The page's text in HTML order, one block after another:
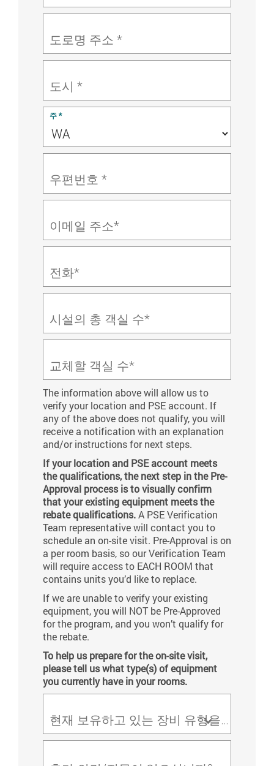
도로명 주소 *
도시 *
주 *
우편번호 *
이메일 주소*
전화*
시설의 총 객실 수*
교체할 객실 수*
The information above will allow us to
verify your location and PSE account. If
any of the above does not qualify, you will
receive a notification with an explanation
and/or instructions for next steps.
If your location and PSE account meets
the qualifications, the next step in the Pre-
Approval process is to visually confirm
that your existing equipment meets the
rebate qualifications.A PSE Verification
Team representative will contact you to
schedule an on-site visit. Pre-Approval is on
a per room basis, so our Verification Team
will require access to EACH ROOM that
contains units you’d like to replace.
If we are unable to verify your existing
equipment, you will NOT be Pre-Approved
for the program, and you won’t qualify for
the rebate.
To help us prepare for the on-site visit,
please tell us what type(s) of equipment
you currently have in your rooms.
현재 보유하고 있는 장비 유형을 알려주십시오.*